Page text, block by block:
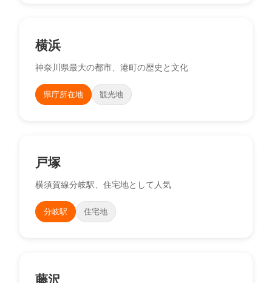
横浜
神奈川県最大の都市、港町の歴史と文化
県庁所在地 観光地
戸塚
横須賀線分岐駅、住宅地として人気
分岐駅 住宅地
藤沢